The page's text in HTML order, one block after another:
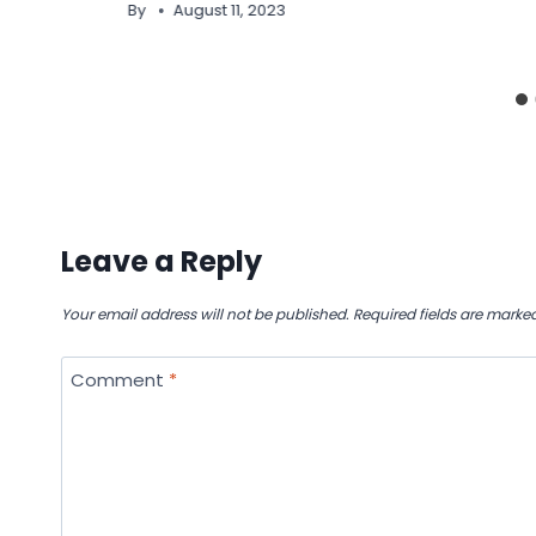
By August 11, 2023
Leave a Reply
Your email address will not be published. Required fields are
Comment *